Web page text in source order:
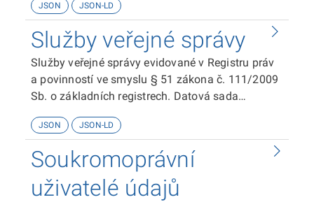
JSON JSON-LD
Služby veřejné správy
Služby veřejné správy evidované v Registru práv
a povinností ve smyslu § 51 zákona č. 111/2009
Sb. o základních registrech. Datová sada
JSON JSON-LD
Soukromoprávní
uživatelé údajů